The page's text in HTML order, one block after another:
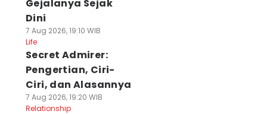
Gejalanya Sejak
Dini
7 Aug 2026, 19:10 WIB
Life
Secret Admirer:
Pengertian, Ciri-
Ciri, dan Alasannya
7 Aug 2026, 19:20 WIB
Relationship